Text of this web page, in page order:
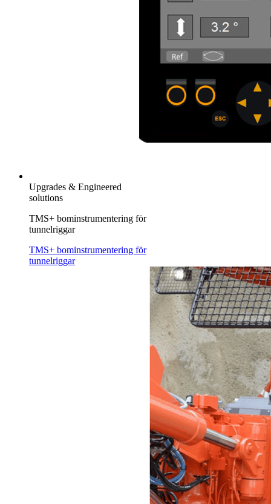
Upgrades & Engineered
solutions
TMS+ bominstrumentering för
tunnelriggar
TMS+ bominstrumentering för
tunnelriggar